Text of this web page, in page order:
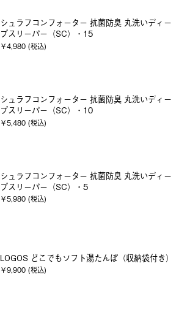
シュラフコンフォーター 抗菌防臭 丸洗いディー
プスリーパー（SC）・15
￥4,980 (税込)
シュラフコンフォーター 抗菌防臭 丸洗いディー
プスリーパー（SC）・10
￥5,480 (税込)
シュラフコンフォーター 抗菌防臭 丸洗いディー
プスリーパー（SC）・5
￥5,980 (税込)
LOGOS どこでもソフト湯たんぽ（収納袋付き）
￥9,900 (税込)